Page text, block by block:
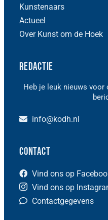
Kunstenaars
Actueel
Over Kunst om de Hoek
Redactie
Heb je leuk nieuws voor
info@kodh.nl
Contact
Vind ons op
Vind ons op
Contactgegevens